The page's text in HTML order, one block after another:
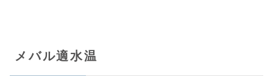
メバル適水温